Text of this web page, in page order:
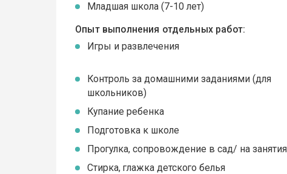
Младшая школа (7-10 лет)
Опыт выполнения отдельных работ:
Игры и развлечения
Контроль за домашними заданиями (для
школьников)
Купание ребенка
Подготовка к школе
Прогулка, сопровождение в сад/ на занятия
Стирка, глажка детского белья